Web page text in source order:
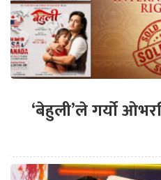
‘बेहुली’ले गर्यो